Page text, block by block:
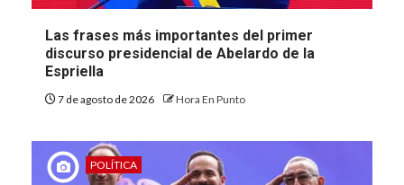
Las frases más importantes del primer
discurso presidencial de Abelardo de la
Espriella
7 de agosto de 2026 Hora En Punto
POLÍTICA